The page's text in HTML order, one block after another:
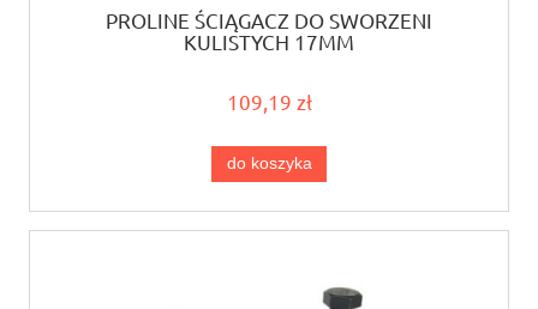
PROLINE ŚCIĄGACZ DO SWORZENI
KULISTYCH 17MM
109,19 zł
do koszyka